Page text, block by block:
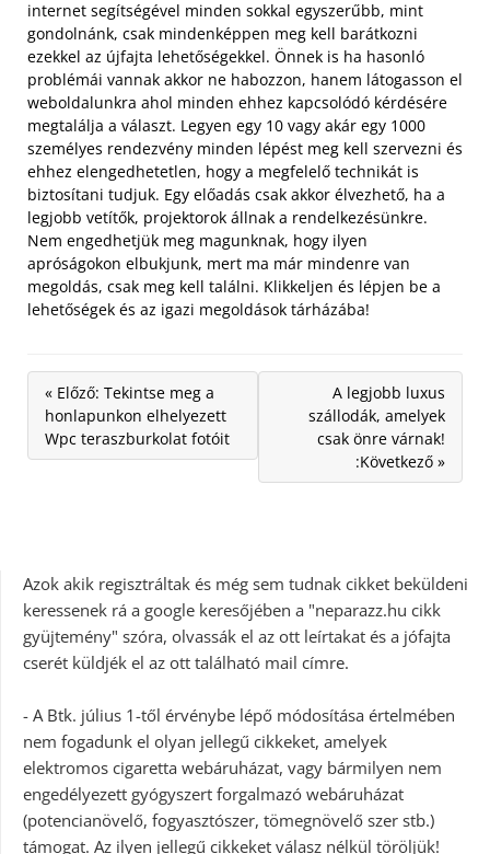
internet segítségével minden sokkal egyszerűbb, mint
gondolnánk, csak mindenképpen meg kell barátkozni
ezekkel az újfajta lehetőségekkel. Önnek is ha hasonló
problémái vannak akkor ne habozzon, hanem látogasson el
weboldalunkra ahol minden ehhez kapcsolódó kérdésére
megtalálja a választ. Legyen egy 10 vagy akár egy 1000
személyes rendezvény minden lépést meg kell szervezni és
ehhez elengedhetetlen, hogy a megfelelő technikát is
biztosítani tudjuk. Egy előadás csak akkor élvezhető, ha a
legjobb vetítők, projektorok állnak a rendelkezésünkre.
Nem engedhetjük meg magunknak, hogy ilyen
apróságokon elbukjunk, mert ma már mindenre van
megoldás, csak meg kell találni. Klikkeljen és lépjen be a
lehetőségek és az igazi megoldások tárházába!
« Előző: Tekintse meg a
honlapunkon elhelyezett
Wpc teraszburkolat fotóit
A legjobb luxus
szállodák, amelyek
csak önre várnak!
:Következő »
Azok akik regisztráltak és még sem tudnak cikket beküldeni
keressenek rá a google keresőjében a "neparazz.hu cikk
gyüjtemény" szóra, olvassák el az ott leírtakat és a jófajta
cserét küldjék el az ott található mail címre.
- A Btk. július 1-től érvénybe lépő módosítása értelmében
nem fogadunk el olyan jellegű cikkeket, amelyek
elektromos cigaretta webáruházat, vagy bármilyen nem
engedélyezett gyógyszert forgalmazó webáruházat
(potencianövelő, fogyasztószer, tömegnövelő szer stb.)
támogat. Az ilyen jellegű cikkeket válasz nélkül töröljük!